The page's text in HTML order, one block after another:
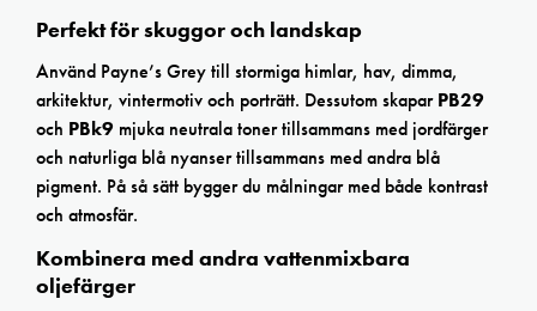
Perfekt för skuggor och landskap
Använd Payne’s Grey till stormiga himlar, hav, dimma,
arkitektur, vintermotiv och porträtt. Dessutom skaparPB29
och PBk9 mjuka neutrala toner tillsammans med jordfärger
och naturliga blå nyanser tillsammans med andra blå
pigment. På så sätt bygger du målningar med både kontrast
och atmosfär.
Kombinera med andra vattenmixbara
oljefärger